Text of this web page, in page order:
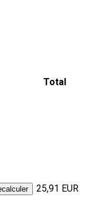
Total
25,91 EUR